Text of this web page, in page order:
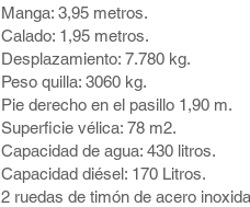
Manga: 3,95 metros.
Calado: 1,95 metros.
Desplazamiento: 7.780 kg.
Peso quilla: 3060 kg.
Pie derecho en el pasillo 1,90 m.
Superficie vélica: 78 m2.
Capacidad de agua: 430 litros.
Capacidad diésel: 170 Litros.
2 ruedas de timón de acero